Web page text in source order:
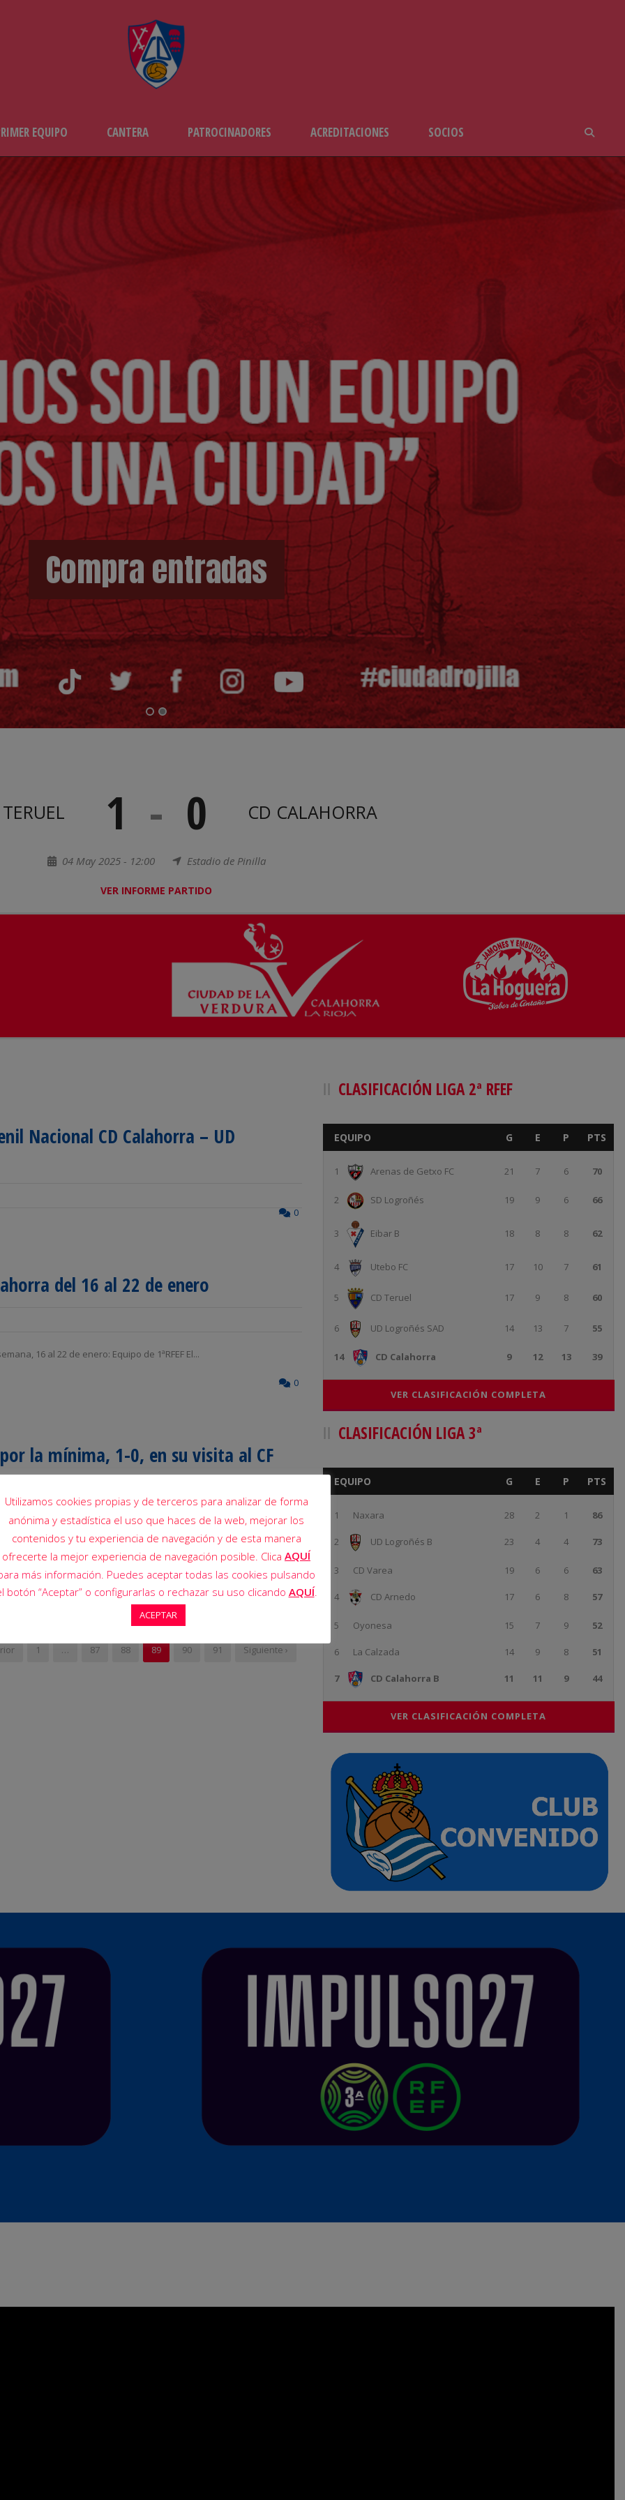
EQUIPO CANTERA PATROCINADORES ACREDITACIONES SOCIOS
Compra entradas
1 - 0 CD CALAHORRA
04 May 2025 - 12:00 Estadio de Pinilla
VER INFORME PARTIDO
Nacional CD Calahorra – UD
0
del 16 al 22 de enero
16 al 22 de enero: Equipo de 1ªRFEF El...
0
la mínima, 1-0, en su visita al CF
Miguel Mari, Carmona (m. 65, Etxaniz), Vadik, Xemi (m. 56,...
1
1 … 87 88 89 90 91 Siguiente ›
CLASIFICACIÓN LIGA 2ª RFEF
EQUIPO G E P PTS
1 Arenas de Getxo FC 21 7 6 70
2 SD Logroñés 19 9 6 66
3 Eibar B 18 8 8 62
4 Utebo FC 17 10 7 61
5 CD Teruel 17 9 8 60
6 UD Logroñés SAD 14 13 7 55
14 CD Calahorra 9 12 13 39
VER CLASIFICACIÓN COMPLETA
CLASIFICACIÓN LIGA 3ª
EQUIPO G E P PTS
1 Naxara 28 2 1 86
2 UD Logroñés B 23 4 4 73
3 CD Varea 19 6 6 63
4 CD Arnedo 17 6 8 57
5 Oyonesa 15 7 9 52
6 La Calzada 14 9 8 51
7 CD Calahorra B 11 11 9 44
VER CLASIFICACIÓN COMPLETA
Utilizamos cookies propias y de terceros para analizar de forma
anónima y estadística el uso que haces de la web, mejorar los
contenidos y tu experiencia de navegación y de esta manera
ofrecerte la mejor experiencia de navegación posible. Clica AQUÍ
más información. Puedes aceptar todas las cookies pulsando
botón “Aceptar” o configurarlas o rechazar su uso clicando AQUÍ.
ACEPTAR